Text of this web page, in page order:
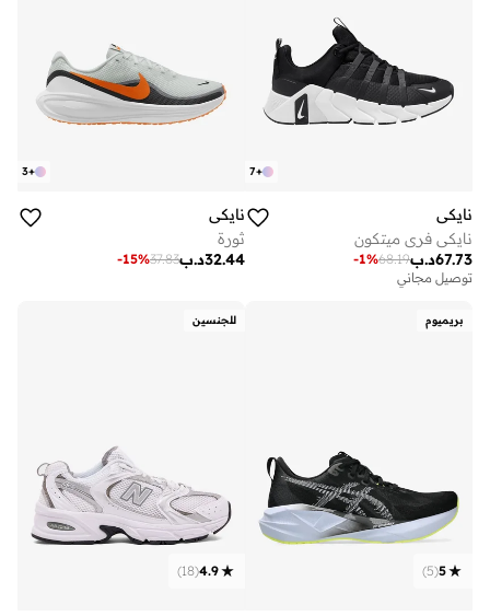
+
7
نايكي
نايكي فري ميتكون
د.ب67.73
68.19
-1%
توصيل مجاني
+
3
نايكي
ثورة
د.ب32.44
37.83
-15%
بريميوم
5
(
5
)
للجنسين
4.9
(
18
)